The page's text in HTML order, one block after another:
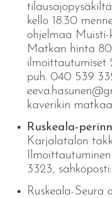
kello 18.30
ohjelmaa Muisti-
Matkan hinta
ilmoittautumiset
puh. 040 539
kaverikin
Ruskeala-
Karjalatalon
3323,
Ruskeala-Seura